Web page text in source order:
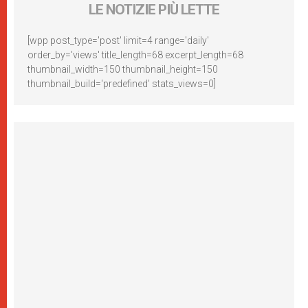
LE NOTIZIE PIÙ LETTE
[wpp post_type='post' limit=4 range='daily'
order_by='views' title_length=68 excerpt_length=68
thumbnail_width=150 thumbnail_height=150
thumbnail_build='predefined' stats_views=0]